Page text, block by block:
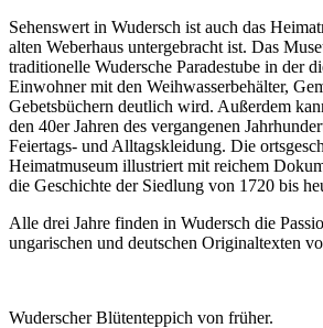
Sehenswert in Wudersch ist auch das
alten Weberhaus untergebracht ist. Das
traditionelle Wudersche Paradestube in der
Einwohner mit den Weihwasserbehälter,
Gebetsbüchern deutlich wird. Außerdem
den 40er Jahren des vergangenen
Feiertags- und Alltagskleidung. Die
Heimatmuseum illustriert mit reichem
die Geschichte der Siedlung von 1720 bis
Alle drei Jahre finden in Wudersch die
ungarischen und deutschen Originaltexten
Wuderscher Blütenteppich von früher.